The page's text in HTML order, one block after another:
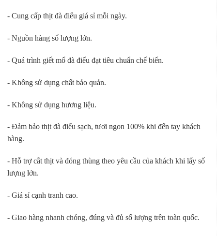
- Cung cấp thịt đà điểu giá sỉ mỗi ngày.
- Nguồn hàng số lượng lớn.
- Quá trình giết mổ đà điểu đạt tiêu chuẩn chế biến.
- Không sử dụng chất bảo quản.
- Không sử dụng hương liệu.
- Đảm bảo thịt đà điểu sạch, tươi ngon 100% khi đến tay khách
hàng.
- Hỗ trợ cắt thịt và đóng thùng theo yêu cầu của khách khi lấy số
lượng lớn.
- Giá sỉ cạnh tranh cao.
- Giao hàng nhanh chóng, đúng và đủ số lượng trên toàn quốc.